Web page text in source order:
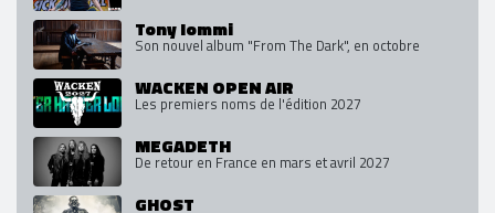
Tony Iommi
Son nouvel album "From The Dark", en octobre
WACKEN OPEN AIR
Les premiers noms de l'édition 2027
MEGADETH
De retour en France en mars et avril 2027
GHOST